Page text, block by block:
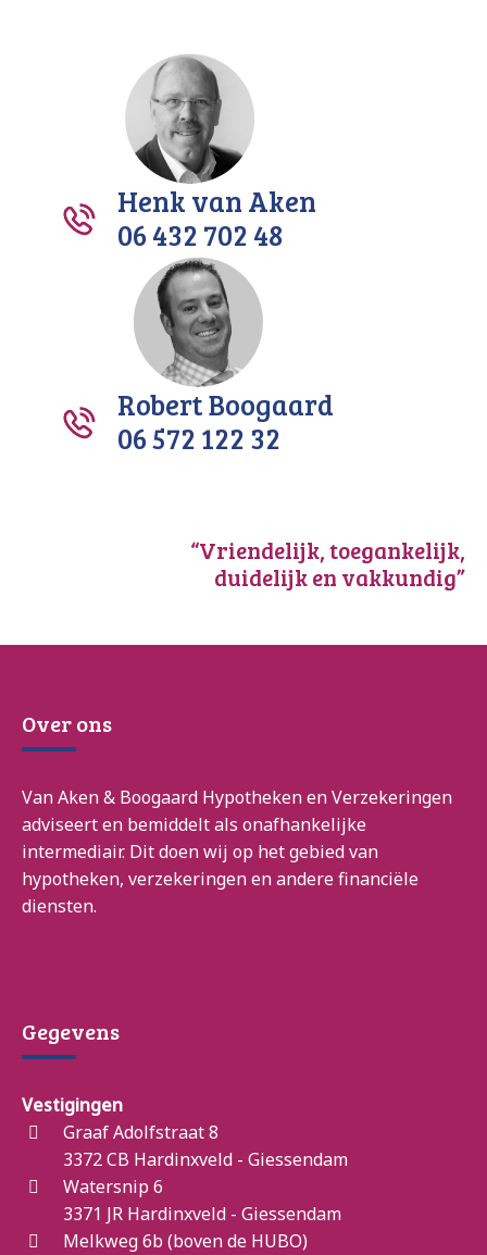
Henk van Aken
06 432 702 48
Robert Boogaard
06 572 122 32
“Vriendelijk, toegankelijk,
duidelijk en vakkundig”
Over ons
Van Aken & Boogaard Hypotheken en Verzekeringen
adviseert en bemiddelt als onafhankelijke
intermediair. Dit doen wij op het gebied van
hypotheken, verzekeringen en andere financiële
diensten.
Gegevens
Vestigingen
Graaf Adolfstraat 8
3372 CB Hardinxveld - Giessendam
Watersnip 6
3371 JR Hardinxveld - Giessendam
Melkweg 6b (boven de HUBO)